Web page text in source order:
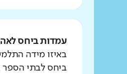
עמדות ביחס
באיזו מידה
ביחס לבתי הספר